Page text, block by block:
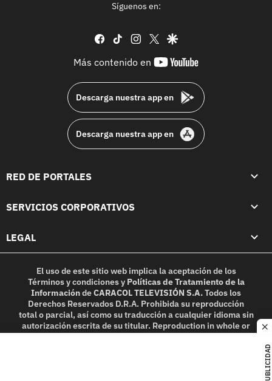
PUBLICIDAD
Síguenos en:
facebook
tiktok instagram
twittergoogle
Más contenido en
youtube-
Descarga nuestra app en
Descarga nuestra app en
RED DE PORTALES
SERVICIOS CORPORATIVOS
LEGAL
El uso de este sitio web implica la aceptación de los
Términos y condicionesy Políticas de Tratamiento de la
InformacióndeCARACOL TELEVISIÓN S.A.Todos los
Derechos Reservados D.R.A. Prohibida su reproducción
total o parcial, así como su traducción a cualquier idioma sin
autorización escrita de su titular. Reproduction in whole or
in part, or translation without written permission is